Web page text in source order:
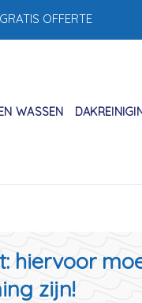
OFFERTE
WASSEN
hiervoor
zijn!